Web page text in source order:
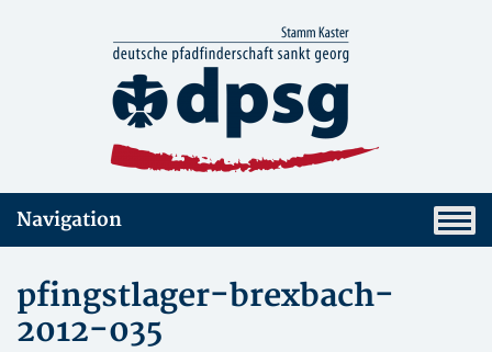
Navigation
pfingstlager-brexbach-
2012-035